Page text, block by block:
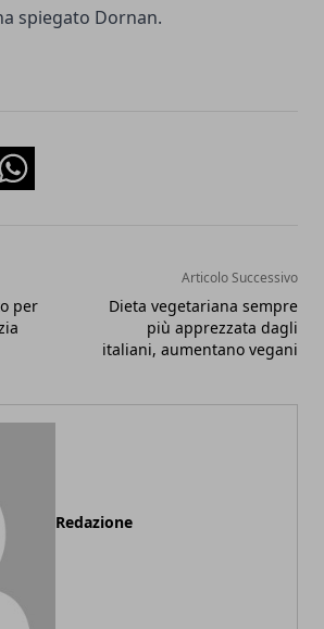
spiegato Dornan.
Whatsapp
per
Articolo Successivo
Dieta vegetariana sempre
più apprezzata dagli
italiani, aumentano vegani
Redazione